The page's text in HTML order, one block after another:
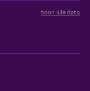
toon alle data